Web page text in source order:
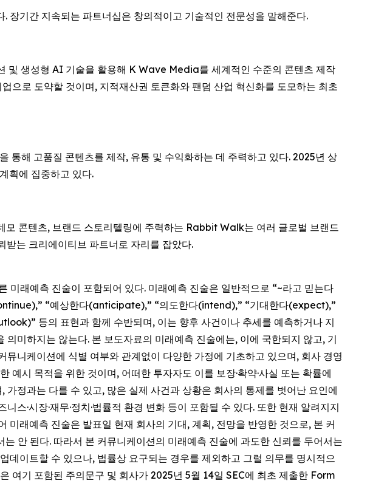
기간 지속되는 파트너십은 창의적이고 기술적인 전문성을 말해준다.
및 생성형 AI 기술을 활용해 K Wave Media를 세계적인 수준의 콘텐츠 제작
으로 도약할 것이며, 지적재산권 토큰화와 팬덤 산업 혁신화를 도모하는 최초
해 고품질 콘텐츠를 제작, 유통 및 수익화하는 데 주력하고 있다. 2025년 상
획에 집중하고 있다.
콘텐츠, 브랜드 스토리텔링에 주력하는 Rabbit Walk는 여러 글로벌 브랜드
는 크리에이티브 파트너로 자리를 잡았다.
미래예측 진술이 포함되어 있다. 미래예측 진술은 일반적으로 “~라고 믿는다
“예상한다(anticipate),” “의도한다(intend),” “기대한다(expect),”
등의 표현과 함께 수반되며, 이는 향후 사건이나 추세를 예측하거나 지
미하지는 않는다. 본 보도자료의 미래예측 진술에는, 이에 국한되지 않고, 기
니케이션에 식별 여부와 관계없이 다양한 가정에 기초하고 있으며, 회사 경영
시 목적을 위한 것이며, 어떠한 투자자도 이를 보장·확약·사실 또는 확률에
정과는 다를 수 있고, 많은 실제 사건과 상황은 회사의 통제를 벗어난 요인에
·시장·재무·정치·법률적 환경 변화 등이 포함될 수 있다. 또한 현재 알려지지
래예측 진술은 발표일 현재 회사의 기대, 계획, 전망을 반영한 것으로, 본 커
안 된다. 따라서 본 커뮤니케이션의 미래예측 진술에 과도한 신뢰를 두어서는
데이트할 수 있으나, 법률상 요구되는 경우를 제외하고 그럴 의무를 명시적으
여기 포함된 주의문구 및 회사가 2025년 5월 14일 SEC에 최초 제출한 Form